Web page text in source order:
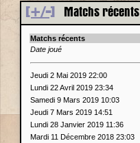
[+/-] Matchs récents
Matchs récents
Date joué
Jeudi 2 Mai 2019 22:00
Lundi 22 Avril 2019 23:34
Samedi 9 Mars 2019 10:03
Jeudi 7 Mars 2019 14:51
Lundi 28 Janvier 2019 11:36
Mardi 11 Décembre 2018 23:03